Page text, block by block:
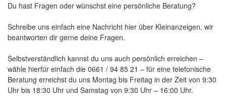
Du hast Fragen oder wünschst eine persönliche Beratung?
Schreibe uns einfach eine Nachricht hier über Kleinanzeigen, wir
beantworten dir gerne deine Fragen.
Selbstverständlich kannst du uns auch persönlich erreichen –
wähle hierfür einfach die 0661 / 94 85 21 – für eine telefonische
Beratung erreichst du uns Montag bis Freitag in der Zeit von 9:30
Uhr bis 18:30 Uhr und Samstag von 9:30 Uhr – 16:00 Uhr.